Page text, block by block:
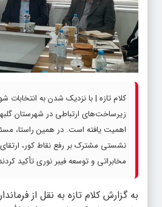
کلام تازه | با نزدیک شدن به انتخابات
زیرساخت‌های ارتباطی در شهرستان
اهمیت یافته است. در همین راستا،
نشستی مشترک بر رفع نقاط کور،
مخابراتی و توسعه فیبر نوری تأکید
به گزارش کلام تازه به نقل از